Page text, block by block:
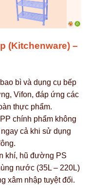
(Kitchenware) –
bì và dụng cụ bếp
Vifon, đáp ứng các
thực phẩm.
chính phẩm không
cả khi sử dụng
khí, hũ đường PS
nước (35L – 220L)
xâm nhập tuyệt đối.